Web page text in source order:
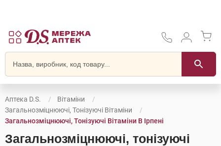
Аптека D.S.
Вітаміни
Загальнозміцнюючі, Тонізуючі Вітаміни
Загальнозміцнюючі, Тонізуючі Вітаміни В Ірпені
Загальнозміцнюючі, тонізуючі